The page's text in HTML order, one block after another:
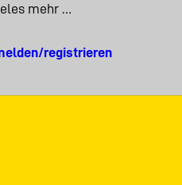
mehr …
registrieren